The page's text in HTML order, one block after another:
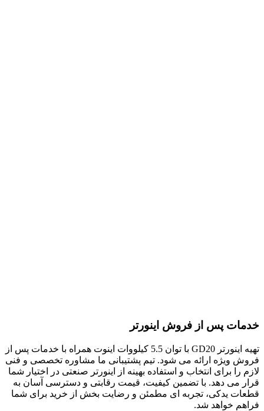
خدمات پس از فروش اینورتر
تهیه اینورتر GD20 با توان 5.5 کیلووات اینوت همراه با خدمات پس از
فروش ویژه ارائه می شود. تیم پشتیبانی ما مشاوره تخصصی و فنی
لازم را برای انتخاب و استفاده بهینه از اینورتر صنعتی در اختیار شما
قرار می دهد. با تضمین کیفیت، قیمت رقابتی و دسترسی آسان به
قطعات یدکی، تجربه ای مطمئن و رضایت بخش از خرید برای شما
فراهم خواهد شد.